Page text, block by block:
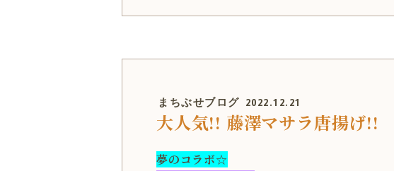
まちぶせブログ 2022.12.21
大人気!! 藤澤マサラ唐揚げ!!
夢のコラボ☆